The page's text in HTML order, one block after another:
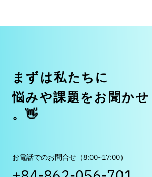
まずは私た ち に
悩みや課題を お 聞 かせ
。👋
お電話でのお問合せ（8:00~17:00）